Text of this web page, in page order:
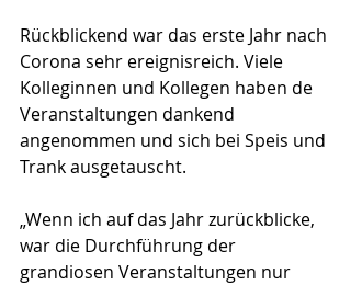
Rückblickend war das erste Jahr nach
Corona sehr ereignisreich. Viele
Kolleginnen und Kollegen haben de
Veranstaltungen dankend
angenommen und sich bei Speis und
Trank ausgetauscht.
„Wenn ich auf das Jahr zurückblicke,
war die Durchführung der
grandiosen Veranstaltungen nur